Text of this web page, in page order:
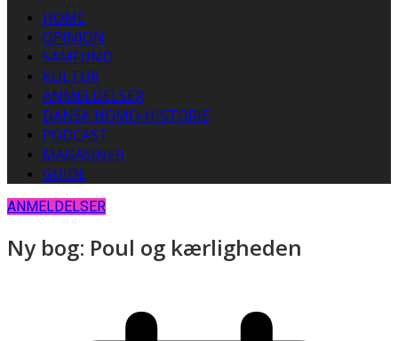
HOME
OPINION
SAMFUND
KULTUR
ANMELDELSER
DANSK HOMO-HISTORIE
PODCAST
MAGASINER
GUIDE
ANMELDELSER
Ny bog: Poul og kærligheden